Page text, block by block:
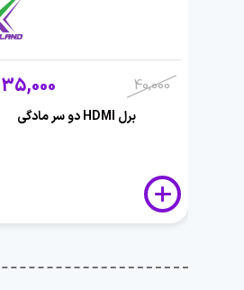
40,000
35,000
برل HDMI دو سر مادگی